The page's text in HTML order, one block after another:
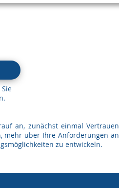
an, zunächst einmal Vertrauen
mehr über Ihre Anforderungen an
zu entwickeln.